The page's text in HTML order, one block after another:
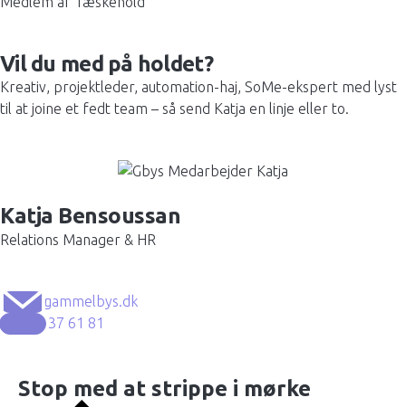
Vil du med på holdet?
Kreativ, projektleder, automation-haj, SoMe-ekspert med lyst
til at joine et fedt team – så send Katja en linje eller to.
Katja Bensoussan
Relations Manager & HR
katja@gammelbys.dk
+45 53 37 61 81
Stop med at strippe i mørke